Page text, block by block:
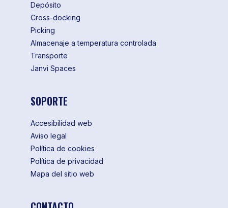
Depósito
Cross-docking
Picking
Almacenaje a temperatura controlada
Transporte
Janvi Spaces
SOPORTE
Accesibilidad web
Aviso legal
Política de cookies
Política de privacidad
Mapa del sitio web